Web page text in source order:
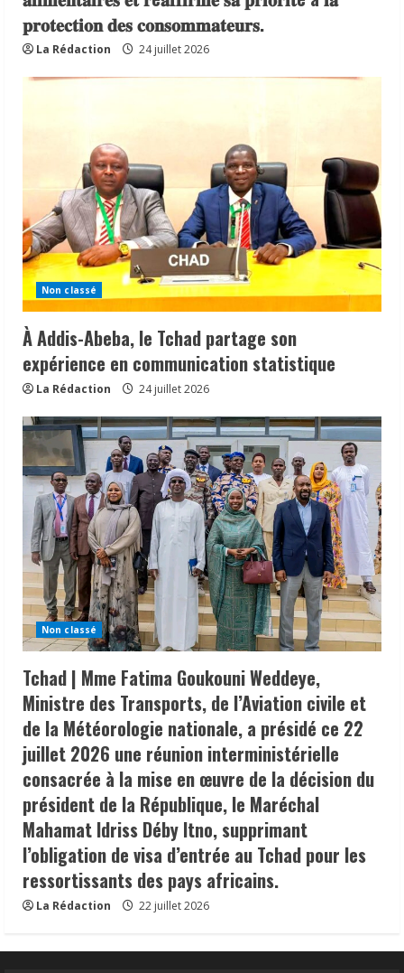
𝐩𝐫𝐨𝐭𝐞𝐜𝐭𝐢𝐨𝐧 𝐝𝐞𝐬 𝐜𝐨𝐧𝐬𝐨𝐦𝐦𝐚𝐭𝐞𝐮𝐫𝐬.
La Rédaction 24 juillet 2026
Non classé
À Addis-Abeba, le Tchad partage son
expérience en communication statistique
La Rédaction 24 juillet 2026
Non classé
Tchad | Mme Fatima Goukouni Weddeye,
Ministre des Transports, de l’Aviation civile et
de la Météorologie nationale, a présidé ce 22
juillet 2026 une réunion interministérielle
consacrée à la mise en œuvre de la décision du
président de la République, le Maréchal
Mahamat Idriss Déby Itno, supprimant
l’obligation de visa d’entrée au Tchad pour les
ressortissants des pays africains.
La Rédaction 22 juillet 2026